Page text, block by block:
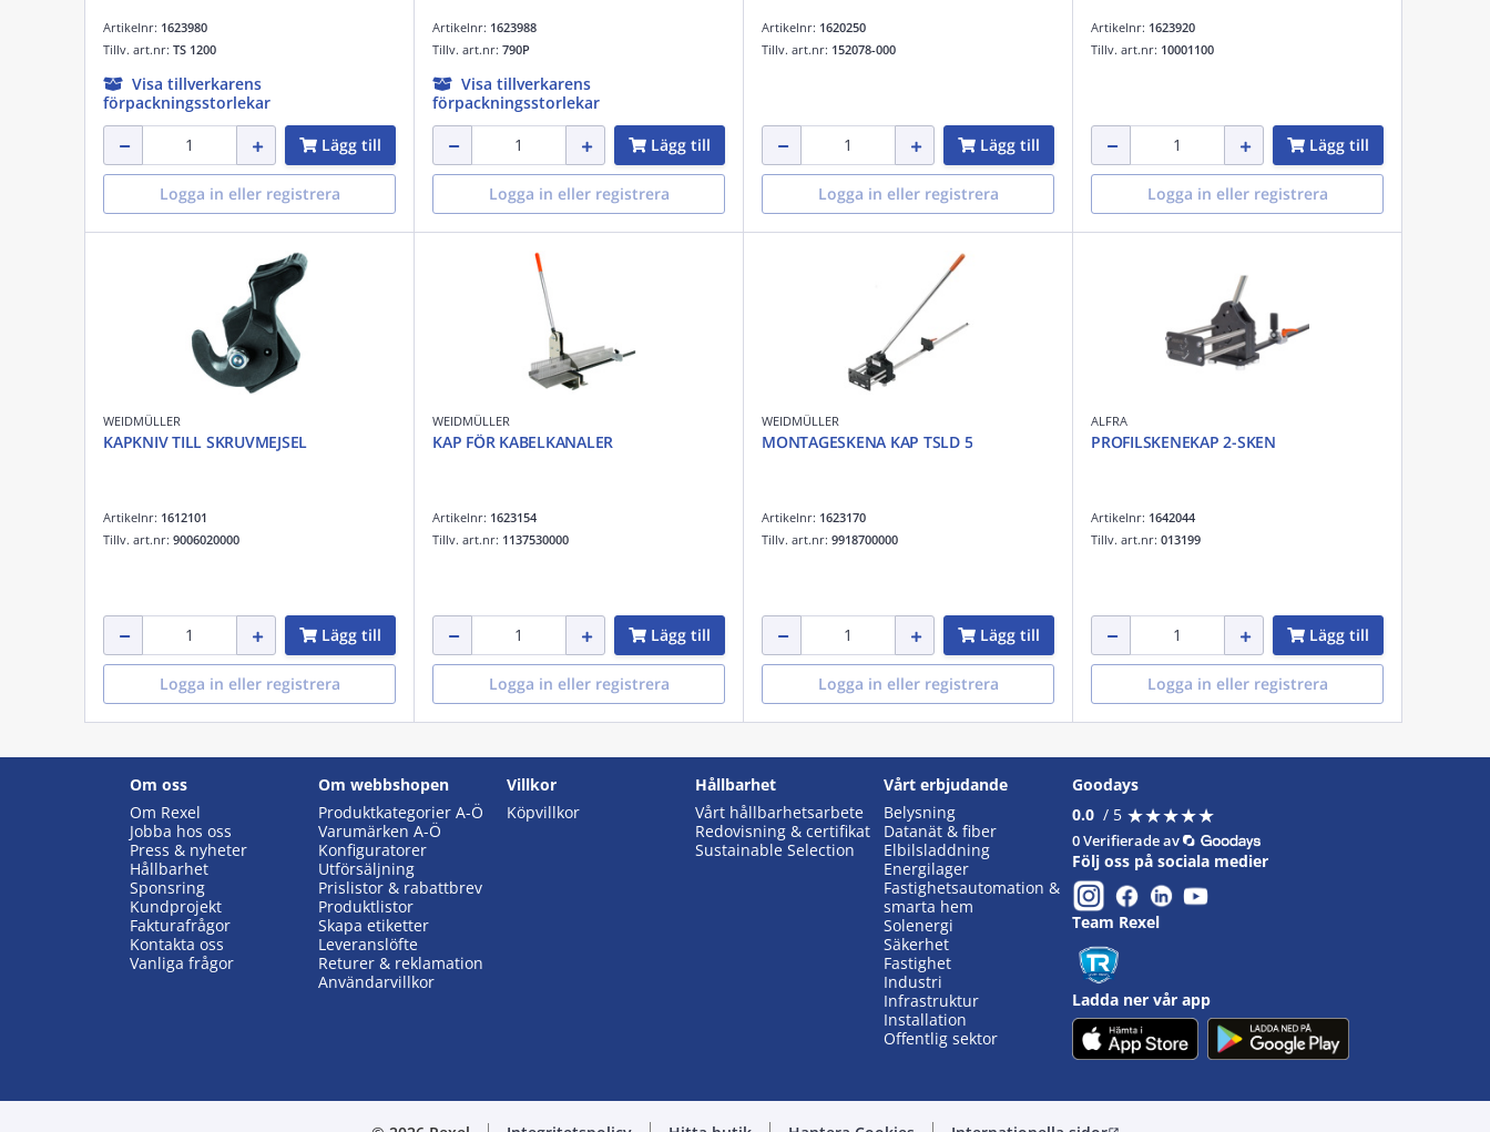
Artikelnr: 1623980
Tillv. art.nr: TS 1200
Visa tillverkarens
förpackningsstorlekar
Lägg till
Logga in eller registrera
Artikelnr: 1623988
Tillv. art.nr: 790P
Visa tillverkarens
förpackningsstorlekar
Lägg till
Logga in eller registrera
Artikelnr: 1620250
Tillv. art.nr: 152078-000
Lägg till
Logga in eller registrera
Artikelnr: 1623920
Tillv. art.nr: 10001100
Lägg till
Logga in eller registrera
WEIDMÜLLER
KAPKNIV TILL SKRUVMEJSEL
Artikelnr: 1612101
Tillv. art.nr: 9006020000
Lägg till
Logga in eller registrera
WEIDMÜLLER
KAP FÖR KABELKANALER
Artikelnr: 1623154
Tillv. art.nr: 1137530000
Lägg till
Logga in eller registrera
WEIDMÜLLER
MONTAGESKENA KAP TSLD 5
Artikelnr: 1623170
Tillv. art.nr: 9918700000
Lägg till
Logga in eller registrera
ALFRA
PROFILSKENEKAP 2-SKEN
Artikelnr: 1642044
Tillv. art.nr: 013199
Lägg till
Logga in eller registrera
Om oss
Om Rexel
Jobba hos oss
Press & nyheter
Hållbarhet
Sponsring
Kundprojekt
Fakturafrågor
Kontakta oss
Vanliga frågor
Om webbshopen
Produktkategorier A-Ö
Varumärken A-Ö
Konfiguratorer
Utförsäljning
Prislistor & rabattbrev
Produktlistor
Skapa etiketter
Leveranslöfte
Returer & reklamation
Användarvillkor
Villkor
Köpvillkor
Hållbarhet
Vårt hållbarhetsarbete
Redovisning & certifikat
Sustainable Selection
Vårt erbjudande
Belysning
Datanät & fiber
Elbilsladdning
Energilager
Fastighetsautomation &
smarta hem
Solenergi
Säkerhet
Fastighet
Industri
Infrastruktur
Installation
Offentlig sektor
Goodays
0.0 / 5 ★★★★★
★★★★★
0 Verifierade av
Följ oss på sociala medier
Team Rexel
Ladda ner vår app